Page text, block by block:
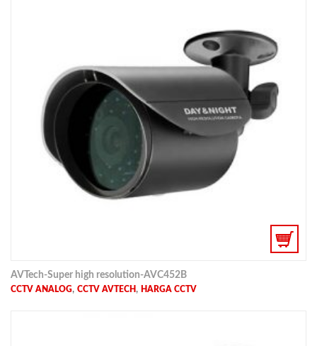
AVTech-Super high resolution-AVC452B
CCTV ANALOG, CCTV AVTECH , HARGA CCTV